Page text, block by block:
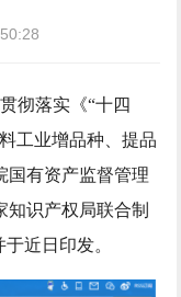
彻落实《“十四
工业增品种、提品
国有资产监督管理
识产权局联合制
近日印发。